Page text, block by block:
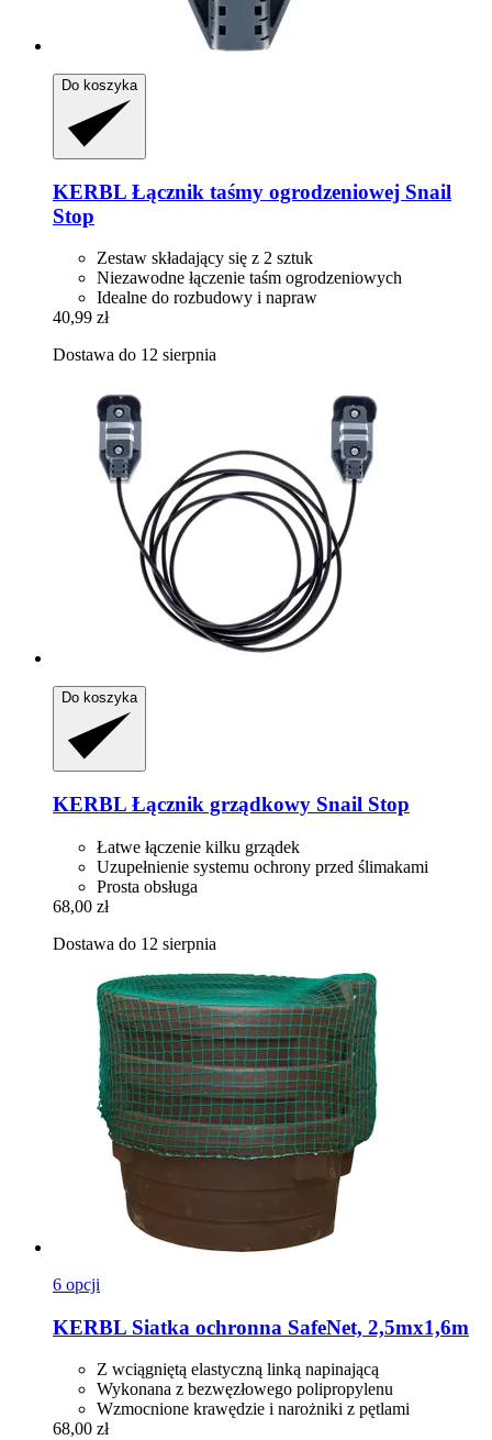
Do koszyka
KERBL Łącznik taśmy ogrodzeniowej Snail
Stop
Zestaw składający się z 2 sztuk
Niezawodne łączenie taśm ogrodzeniowych
Idealne do rozbudowy i napraw
40,99 zł
Dostawa do 12 sierpnia
Do koszyka
KERBL Łącznik grządkowy Snail Stop
Łatwe łączenie kilku grządek
Uzupełnienie systemu ochrony przed ślimakami
Prosta obsługa
68,00 zł
Dostawa do 12 sierpnia
6 opcji
KERBL Siatka ochronna SafeNet, 2,5mx1,6m
Z wciągniętą elastyczną linką napinającą
Wykonana z bezwęzłowego polipropylenu
Wzmocnione krawędzie i narożniki z pętlami
68,00 zł